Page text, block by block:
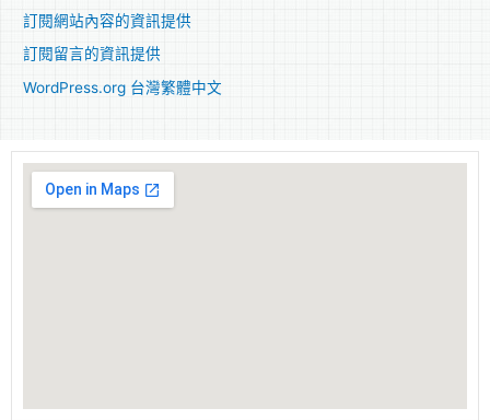
訂閱網站內容的資訊提供
訂閱留言的資訊提供
WordPress.org 台灣繁體中文